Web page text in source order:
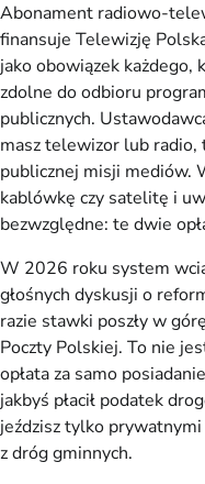
Abonament radiowo-
finansuje Telewizję
jako obowiązek każdego,
zdolne do odbioru
publicznych.
masz telewizor lub radio,
publicznej misji mediów.
kablówkę czy satelitę i
bezwzględne: te dwie
W 2026 roku system
głośnych dyskusji o
razie stawki poszły w
Poczty Polskiej. To nie
opłata za samo
jakbyś płacił podatek
jeździsz tylko
z dróg gminnych.